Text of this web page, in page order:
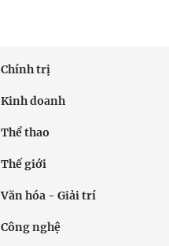
Chính trị
Kinh doanh
Thể thao
Thế giới
Văn hóa - Giải trí
Công nghệ